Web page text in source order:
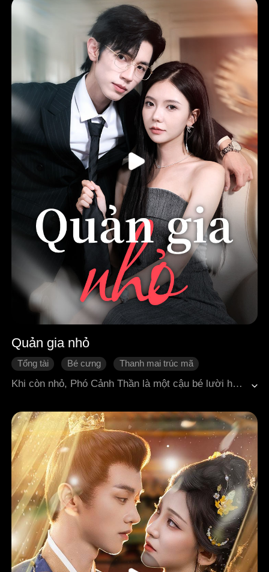
Quản gia nhỏ
Tổng tài Bé cưng
Thanh mai trúc mã
Lật ngược tình thế
Cặp đôi oan gia
Ngọt sủng
Ngôn tình hiện đại
Khi còn nhỏ, Phó Cảnh Thần là một cậu bé lười học. Mẹ cậu đã mời Ninh Thất đến làm "quản gia nhỏ" để kèm cặp cậu. Từ Ninh Thất, Phó Cảnh Thần nhìn thấy rất nhiều ưu điểm và dần thay đổi: trở nên tự giác, chăm chỉ học hành. Cũng từ đó, cậu âm thầm thề rằng khi lớn lên nhất định sẽ cưới Ninh Thất làm vợ.Nhiều năm sau, Phó Cảnh Thần trở thành một nhân vật lẫy lừng trong giới thương trường, thậm chí vươn lên trở thành người giàu nhất thế giới. Việc đầu tiên anh làm sau khi thành danh chính là quay về quê, đón Ninh Thất người con gái năm xưa về làm vợ.